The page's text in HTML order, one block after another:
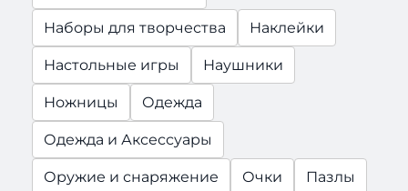
Наборы для творчества Наклейки
Настольные игры Наушники
Ножницы Одежда
Одежда и Аксессуары
Оружие и снаряжение Очки Пазлы